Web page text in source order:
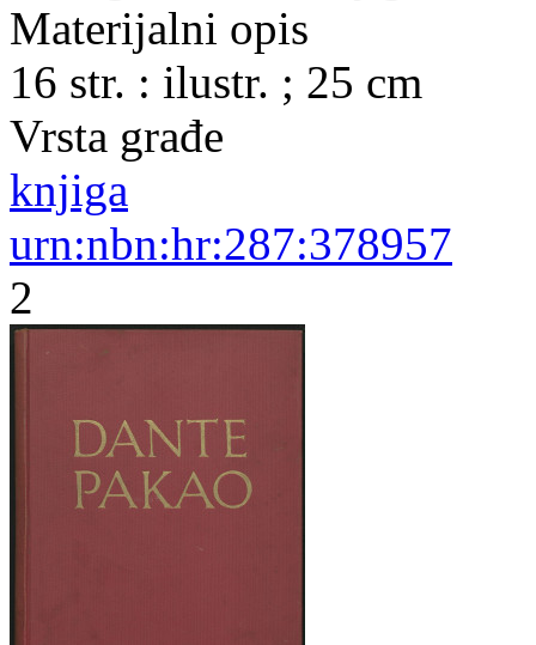
Materijalni opis
16 str. : ilustr. ; 25 cm
Vrsta građe
knjiga
urn:nbn:hr:287:378957
2